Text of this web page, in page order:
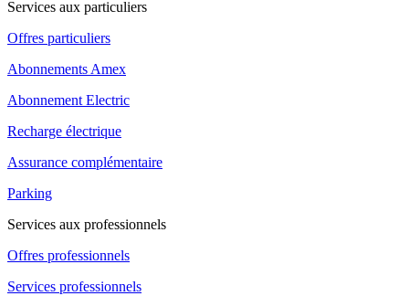
Services aux particuliers
Offres particuliers
Abonnements Amex
Abonnement Electric
Recharge électrique
Assurance complémentaire
Parking
Services aux professionnels
Offres professionnels
Services professionnels